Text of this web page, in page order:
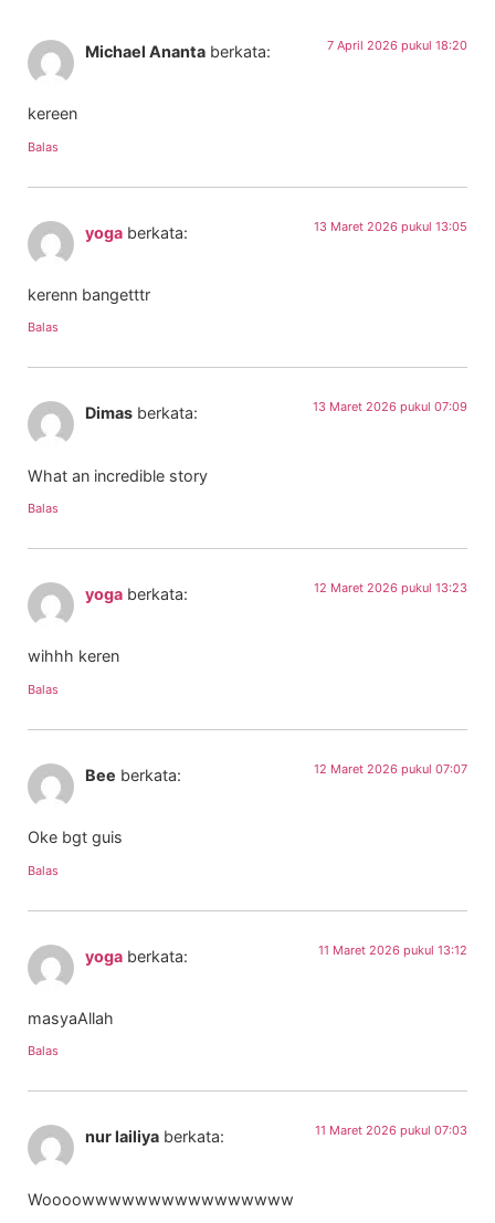
Michael Ananta berkata: 7 April 2026 pukul 18:20
kereen
Balas
yoga berkata: 13 Maret 2026 pukul 13:05
kerenn bangetttr
Balas
Dimas berkata: 13 Maret 2026 pukul 07:09
What an incredible story
Balas
yoga berkata: 12 Maret 2026 pukul 13:23
wihhh keren
Balas
Bee berkata: 12 Maret 2026 pukul 07:07
Oke bgt guis
Balas
yoga berkata: 11 Maret 2026 pukul 13:12
masyaAllah
Balas
nur lailiya berkata: 11 Maret 2026 pukul 07:03
Woooowwwwwwwwwwwwwwww